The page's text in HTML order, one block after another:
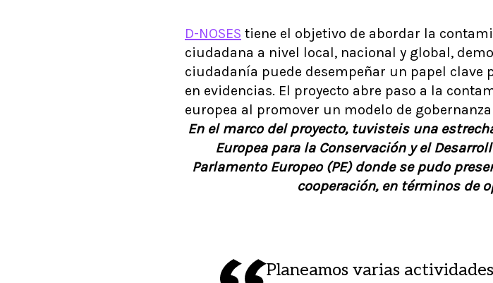
D-NOSES tiene el objetivo de abordar la
ciudadana a nivel local, nacional y global,
ciudadanía puede desempeñar un papel
en evidencias. El proyecto abre paso a la
europea al promover un modelo de
En el marco del proyecto, tuvisteis una
Europea para la Conservación y el
Parlamento Europeo (PE) donde se pudo
cooperación, en términos de
Planeamos varias